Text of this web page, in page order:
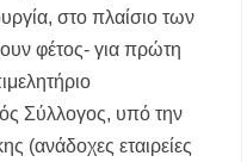
σε
στο πλαίσιο των
φέτος- για πρώτη
Σύλλογος, υπό την
(ανάδοχες εταιρείες